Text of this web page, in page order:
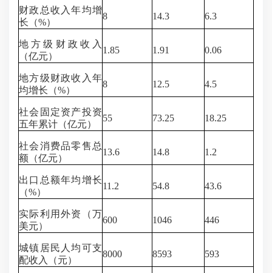
财政总收入年均增
长（%）
8 14.3 6.3
地方级财政收入
（亿元）
1.85 1.91 0.06
地方级财政收入年
均增长（%）
8 12.5 4.5
社会固定资产投资
五年累计（亿元）
55 73.25 18.25
社会消费品零售总
额（亿元）
13.6 14.8 1.2
出口总额年均增长
（%）
11.2 54.8 43.6
实际利用外资（万
美元）
600 1046 446
城镇居民人均可支
配收入（元）
8000 8593 593